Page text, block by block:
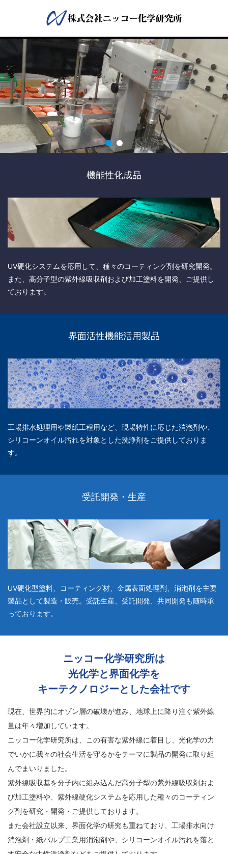
機能性化成品
UV硬化システムを応用して、種々のコーティング剤を研究開発。
また、高分子型の紫外線吸収剤および加工塗料を開発、ご提供し
ております。
界面活性機能活用製品
工場排水処理用や製紙工程用など、現場特性に応じた消泡剤や、
シリコーンオイル汚れを対象とした洗浄剤をご提供しておりま
す。
受託開発・生産
UV硬化型塗料、コーティング材、金属表面処理剤、消泡剤を主要
製品として製造・販売。受託生産、受託開発、共同開発も随時承
っております。
ニッコー化学研究所は
光化学と界面化学を
キーテクノロジーとした会社です
現在、世界的にオゾン層の破壊が進み、地球上に降り注ぐ紫外線
量は年々増加しています。
ニッコー化学研究所は、この有害な紫外線に着目し、光化学の力
でいかに我々の社会生活を守るかをテーマに製品の開発に取り組
んでまいりました。
紫外線吸収基を分子内に組み込んだ高分子型の紫外線吸収剤およ
び加工塗料や、紫外線硬化システムを応用した種々のコーティン
グ剤を研究・開発・ご提供しております。
また会社設立以来、界面化学の研究も重ねており、工場排水向け
消泡剤・紙パルプ工業用消泡剤や、シリコーンオイル汚れを落と